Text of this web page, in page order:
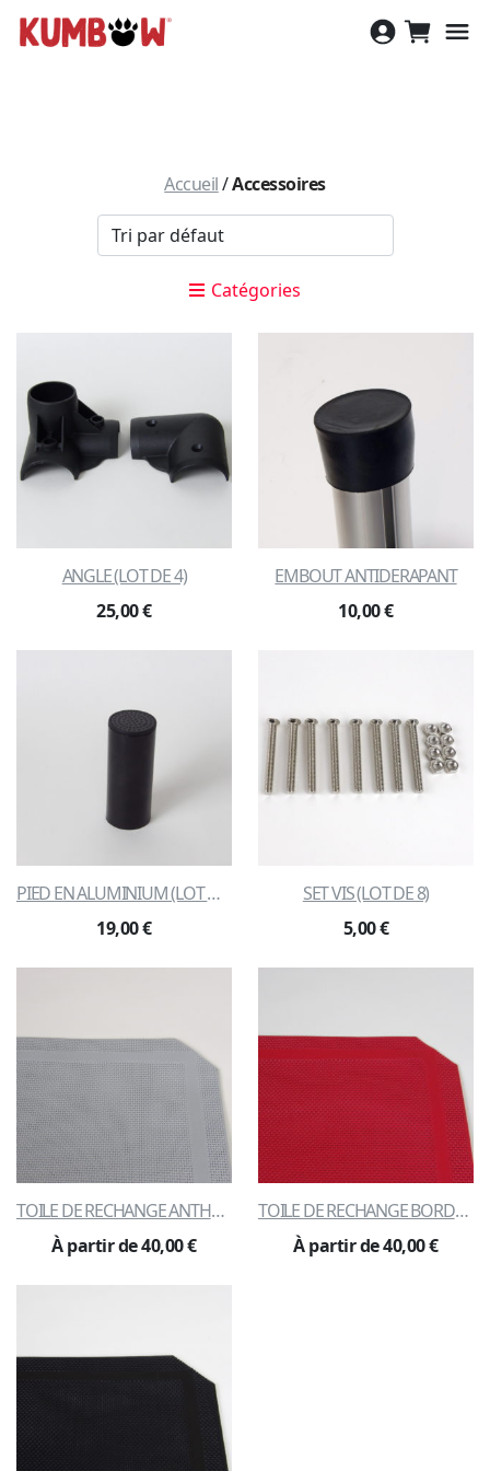
Accueil/Accessoires
Catégories
ANGLE (LOT DE 4)
25,00 €
EMBOUT ANTIDERAPANT
10,00 €
PIED EN ALUMINIUM (LOT DE 4)
19,00 €
SET VIS (LOT DE 8)
5,00 €
TOILE DE RECHANGE ANTHRACITE
À partir de 40,00 €
TOILE DE RECHANGE BORDEAUX
À partir de 40,00 €